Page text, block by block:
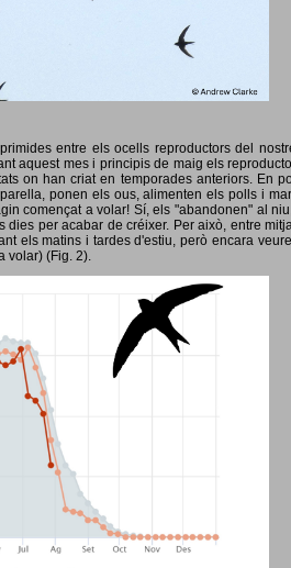
entre els ocells reproductors del
aquest mes i principis de maig els
on han criat en temporades anteriors. En
ponen els ous, alimenten els polls i
començat a volar! Sí, els "abandonen" al
per acabar de créixer. Per això, entre
els matins i tardes d'estiu, però encara
volar) (Fig. 2).